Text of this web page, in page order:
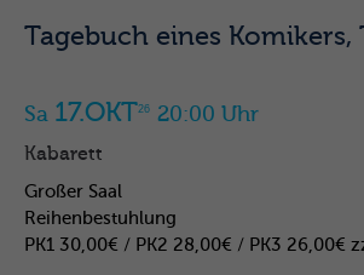
Tagebuch eines Komikers,
Sa 17.OKT26 20:00 Uhr
Kabarett
Großer Saal
Reihenbestuhlung
PK1 30,00€ / PK2 28,00€ / PK3 26,00€